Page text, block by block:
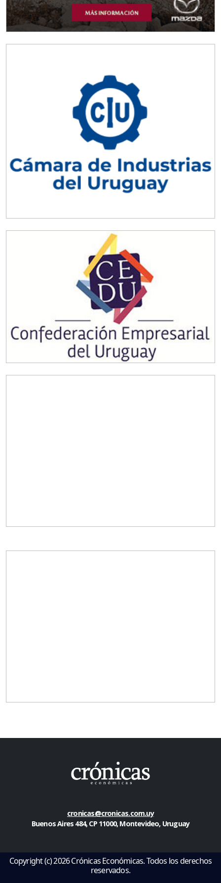
cronicas@cronicas.com.uy
Buenos Aires 484, CP 11000, Montevideo, Uruguay
Copyright (c) 2026 Crónicas Económicas. Todos los derechos
reservados.